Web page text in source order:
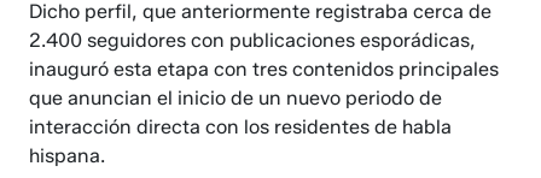
Dicho perfil, que anteriormente registraba cerca de
2.400 seguidores con publicaciones esporádicas,
inauguró esta etapa con tres contenidos principales
que anuncian el inicio de un nuevo periodo de
interacción directa con los residentes de habla
hispana.